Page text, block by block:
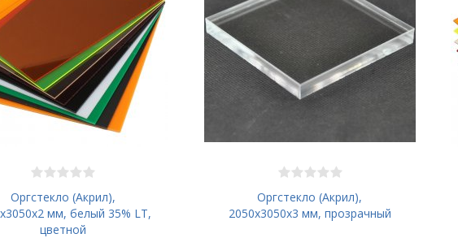
Оргстекло (Акрил),
мм, белый 35% LT,
цветной
Оргстекло (Акрил),
2050х3050x3 мм, прозрачный